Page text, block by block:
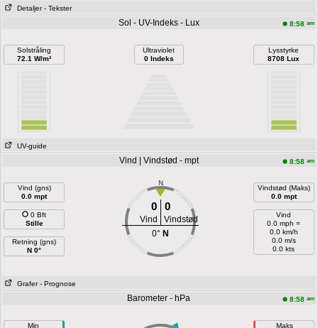
Detaljer - Tekster
Sol - UV-Indeks - Lux 8:58 am
Solstråling
72.1 W/m²
Ultraviolet
0 Indeks
Lysstyrke
8708 Lux
UV-guide
Vind | Vindstød - mpt 8:58 am
Vind (gns)
0.0 mpt
0 Bft
Stille
Retning (gns)
N 0°
N
0 0
Vind
Vindstød
0° N
Vindstød (Maks)
0.0 mpt
Vind
0.0 mph =
0.0 km/h
0.0 m/s
0.0 kts
Grafer - Prognose
Barometer - hPa 8:58 am
Min
Maks